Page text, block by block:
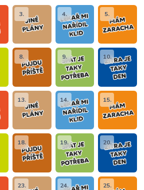
3. 4. 5.
8. 9. 10.
13. 14. 15.
18. 19. 20.
23. 24. 25.